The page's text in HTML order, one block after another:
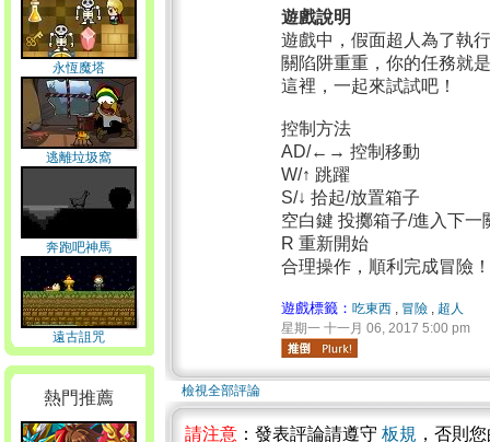
永恆魔塔
逃離垃圾窩
奔跑吧神馬
遠古詛咒
熱門推薦
遊戲說明
遊戲中，假面超人為了執
關陷阱重重，你的任務就
這裡，一起來試試吧！
控制方法
AD/←→ 控制移動
W/↑ 跳躍
S/↓ 拾起/放置箱子
空白鍵 投擲箱子/進入下一
R 重新開始
合理操作，順利完成冒險！
遊戲標籤： 吃東西 , 冒險 , 超人
星期一 十一月 06, 2017 5:00 pm
檢視全部評論
請注意 ：發表評論請遵守 板規 ，否則